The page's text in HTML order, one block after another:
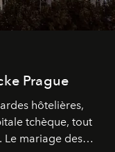
Prague
hôtelières,
tchèque, tout
Le mariage des